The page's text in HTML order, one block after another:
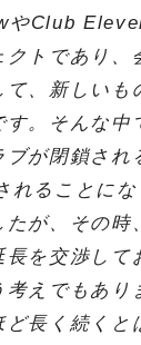
やClub
クトであり、
、新しいも
す。そんな中
ブが閉鎖され
れることに
たが、その時
長を交渉して
考えでもあり
ど長く続くと